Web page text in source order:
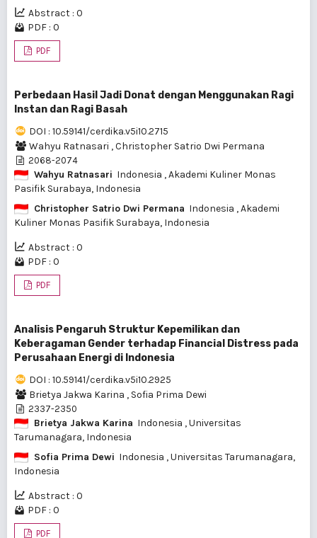
Abstract : 0
PDF : 0
PDF
Perbedaan Hasil Jadi Donat dengan Menggunakan Ragi
Instan dan Ragi Basah
DOI : 10.59141/cerdika.v5i10.2715
Wahyu Ratnasari ,Christopher Satrio Dwi Permana
2068-2074
Wahyu Ratnasari Indonesia , Akademi Kuliner Monas
Pasifik Surabaya, Indonesia
Christopher Satrio Dwi Permana Indonesia , Akademi
Kuliner Monas Pasifik Surabaya, Indonesia
Abstract : 0
PDF : 0
PDF
Analisis Pengaruh Struktur Kepemilikan dan
Keberagaman Gender terhadap Financial Distress pada
Perusahaan Energi di Indonesia
DOI : 10.59141/cerdika.v5i10.2925
Brietya Jakwa Karina , Sofia Prima Dewi
2337-2350
Brietya Jakwa Karina Indonesia , Universitas
Tarumanagara, Indonesia
Sofia Prima Dewi Indonesia , Universitas Tarumanagara,
Indonesia
Abstract : 0
PDF : 0
PDF